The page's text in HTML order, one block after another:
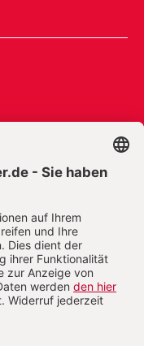
Datenschutz